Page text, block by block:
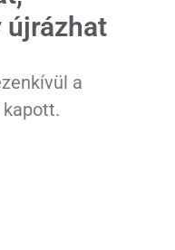
újrázhat
a
kapott.